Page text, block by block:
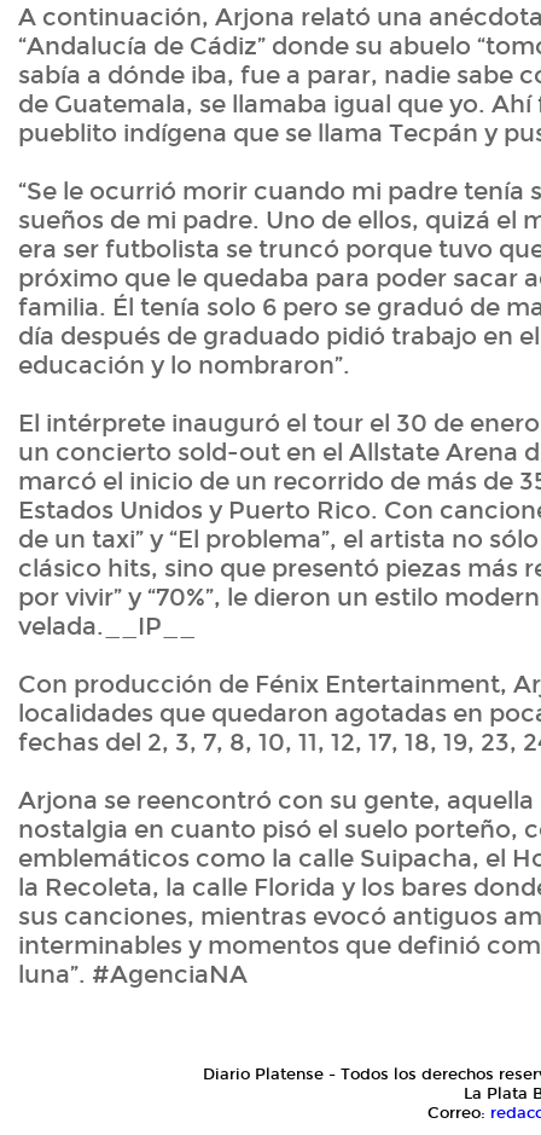
A continuación, Arjona relató una
“Andalucía de Cádiz” donde su abuelo
sabía a dónde iba, fue a parar, nadie sabe
de Guatemala, se llamaba igual que yo.
pueblito indígena que se llama Tecpán y
“Se le ocurrió morir cuando mi padre tenía
sueños de mi padre. Uno de ellos, quizá el
era ser futbolista se truncó porque tuvo
próximo que le quedaba para poder sacar
familia. Él tenía solo 6 pero se graduó de
día después de graduado pidió trabajo en
educación y lo nombraron”.
El intérprete inauguró el tour el 30 de
un concierto sold-out en el Allstate Arena
marcó el inicio de un recorrido de más de
Estados Unidos y Puerto Rico. Con
de un taxi” y “El problema”, el artista no
clásico hits, sino que presentó piezas más
por vivir” y “70%”, le dieron un estilo
velada.__IP__
Con producción de Fénix Entertainment,
localidades que quedaron agotadas en
fechas del 2, 3, 7, 8, 10, 11, 12, 17, 18, 19, 23,
Arjona se reencontró con su gente, aquella
nostalgia en cuanto pisó el suelo porteño,
emblemáticos como la calle Suipacha, el
la Recoleta, la calle Florida y los bares
sus canciones, mientras evocó antiguos
interminables y momentos que definió
luna”. #AgenciaNA
Diario Platense - Todos los derechos
La Plata
Correo: